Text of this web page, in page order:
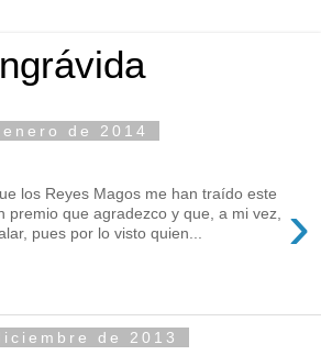
de 2014
›
los Reyes Magos me han traído este
premio que agradezco y que, a mi vez,
pues por lo visto quien...
de 2013